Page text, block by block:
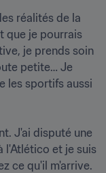
réalités de la
que je pourrais
je prends soin
petite… Je
les sportifs aussi
J'ai disputé une
l'Atlético et je suis
ce qu'il m'arrive.